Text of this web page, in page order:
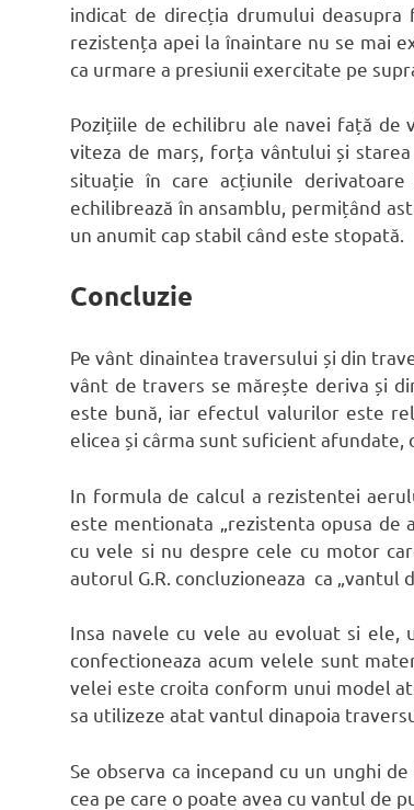
indicat de direcția drumului
rezistența apei la înaintare nu se mai
ca urmare a presiunii exercitate pe
Pozițiile de echilibru ale navei față de
viteza de marș, forța vântului și
situație în care acțiunile
echilibrează în ansamblu, permițând
un anumit cap stabil când este stopată.
Concluzie
Pe vânt dinaintea traversului și din
vânt de travers se mărește deriva și
este bună, iar efectul valurilor este
elicea și cârma sunt suficient afundate,
In formula de calcul a rezistentei
este mentionata „rezistenta opusa de
cu vele si nu despre cele cu motor
autorul G.R. concluzioneaza ca „vantul
Insa navele cu vele au evoluat si ele,
confectioneaza acum velele sunt
velei este croita conform unui model
sa utilizeze atat vantul dinapoia
Se observa ca incepand cu un unghi
cea pe care o poate avea cu vantul de